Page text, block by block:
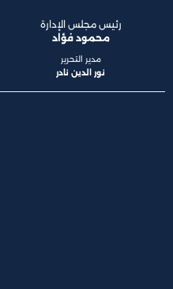
رئيس مجلس الإدارة
محمود فؤاد
مدير التحرير
نور الدين نادر